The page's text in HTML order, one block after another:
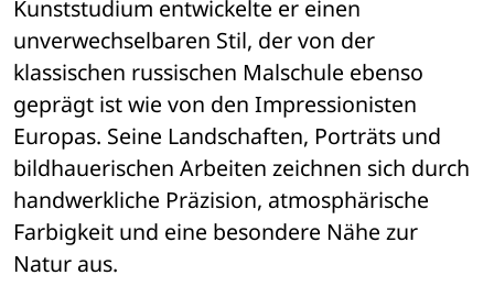
Kunststudium entwickelte er einen
unverwechselbaren Stil, der von der
klassischen russischen Malschule ebenso
geprägt ist wie von den Impressionisten
Europas. Seine Landschaften, Porträts und
bildhauerischen Arbeiten zeichnen sich durch
handwerkliche Präzision, atmosphärische
Farbigkeit und eine besondere Nähe zur
Natur aus.